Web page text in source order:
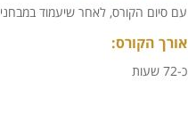
עם סיום הקורס, לאחר שיעמוד
אורך הקורס:
כ-72 שעות